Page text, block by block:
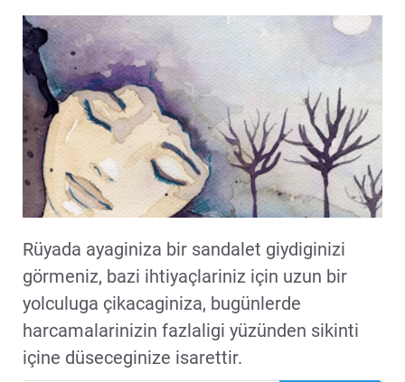
Rüyada ayaginiza bir sandalet giydiginizi
görmeniz, bazi ihtiyaçlariniz için uzun bir
yolculuga çikacaginiza, bugünlerde
harcamalarinizin fazlaligi yüzünden sikinti
içine düseceginize isarettir.